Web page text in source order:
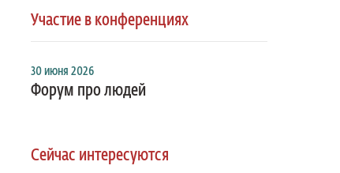
Участие в конференциях
30 июня 2026
Форум про людей
Сейчас интересуются